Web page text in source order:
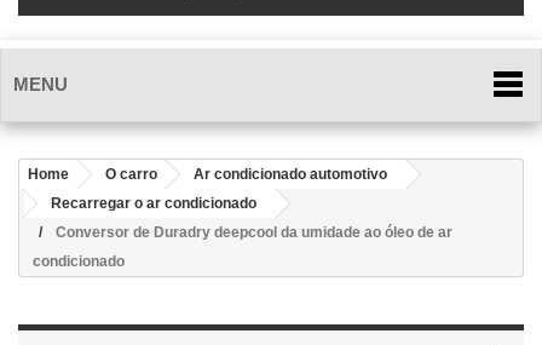
MENU
Home O carro
Ar condicionado automotivo
Recarregar o ar condicionado
Conversor de Duradry deepcool da umidade ao óleo de ar
condicionado